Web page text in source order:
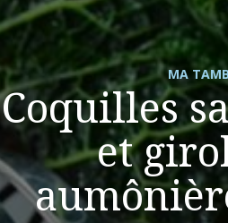
MA
Coquilles
et